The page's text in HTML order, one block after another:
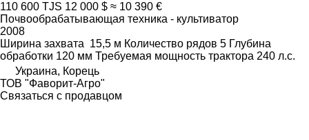
110 600 TJS 12 000 $ ≈ 10 390 €
Почвообрабатывающая техника - культиватор
2008
Ширина захвата 15,5 м Количество рядов 5 Глубина
обработки 120 мм Требуемая мощность трактора 240 л.с.
Украина, Корець
ТОВ "Фаворит-Агро"
Связаться с продавцом